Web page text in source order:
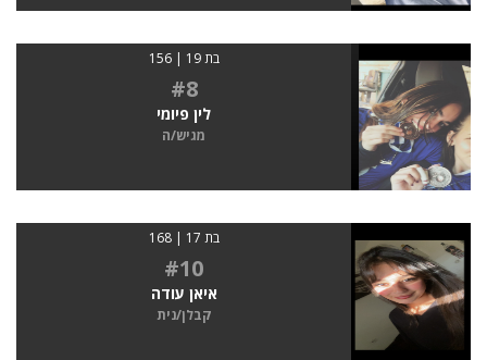
בת 19 | 156
#8
לין פיומי
מגיש/ה
בת 17 | 168
#10
איאן עודה
קבלן/נית